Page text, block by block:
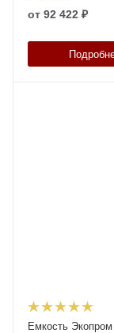
от 92 422 ₽
Емкость